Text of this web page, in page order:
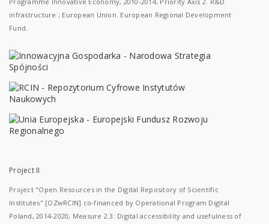
infrastructure ; European Union. European Regional Development
Fund.
Project II
Project "Open Resources in the Digital Repository of Scientific
Institutes" [OZwRCIN] co-financed by Operational Program Digital
Poland, 2014-2020, Measure 2.3: Digital accessibility and usefulness of